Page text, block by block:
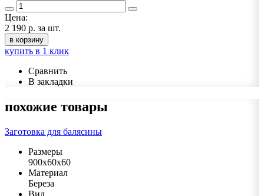
Цена:
2 190 р. за шт.
в корзину
купить в 1 клик
Сравнить
В закладки
похожие товары
Заготовка для балясины
Размеры
900х60х60
Материал
Береза
Вид